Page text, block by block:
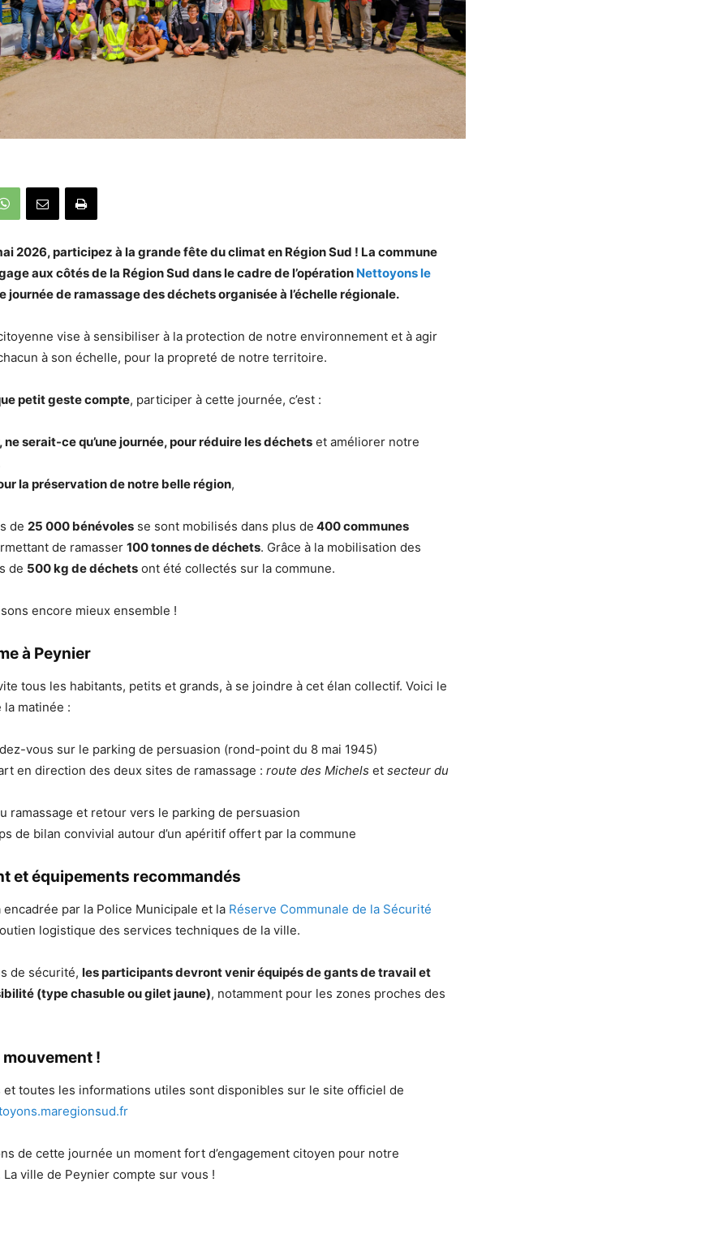
2026, participez à la grande fête du climat en Région Sud ! La commune
aux côtés de la Région Sud dans le cadre de l’opération Nettoyons le
journée de ramassage des déchets organisée à l’échelle régionale.
vise à sensibiliser à la protection de notre environnement et à agir
à son échelle, pour la propreté de notre territoire.
petit geste compte, participer à cette journée, c’est :
ne serait-ce qu’une journée, pour réduire les déchets et améliorer notre
la préservation de notre belle région,
de 25 000 bénévoles se sont mobilisés dans plus de 400 communes
de ramasser 100 tonnes de déchets. Grâce à la mobilisation des
de 500 kg de déchets ont été collectés sur la commune.
encore mieux ensemble !
à Peynier
tous les habitants, petits et grands, à se joindre à cet élan collectif. Voici le
matinée :
vous sur le parking de persuasion (rond-point du 8 mai 1945)
en direction des deux sites de ramassage : route des Michels et secteur du
ramassage et retour vers le parking de persuasion
de bilan convivial autour d’un apéritif offert par la commune
et équipements recommandés
encadrée par la Police Municipale et la Réserve Communale de la Sécurité
logistique des services techniques de la ville.
de sécurité, les participants devront venir équipés de gants de travail et
(type chasuble ou gilet jaune), notamment pour les zones proches des
!
et toutes les informations utiles sont disponibles sur le site officiel de
de cette journée un moment fort d’engagement citoyen pour notre
ville de Peynier compte sur vous !